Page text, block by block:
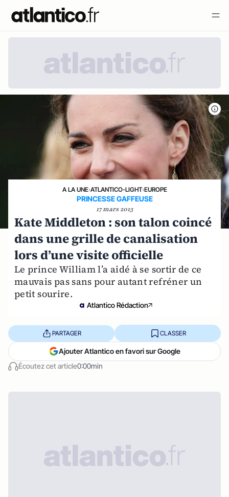
A LA UNE›ATLANTICO-LIGHT›EUROPE
PRINCESSE GAFFEUSE
17 mars 2013
Kate Middleton : son talon coincé
dans une grille de canalisation
lors d’une visite officielle
Le prince William l’a aidé à se sortir de ce
mauvais pas sans pour autant refréner un
petit sourire.
Atlantico Rédaction
Écoutez cet article0:00min
PARTAGER CLASSER
Ajouter Atlantico en favori sur Google